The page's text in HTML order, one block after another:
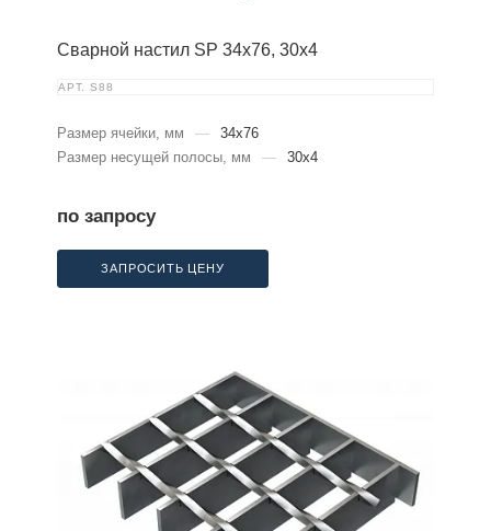
Сварной настил SP 34х76, 30х4
АРТ. S88
Размер ячейки, мм —
34x76
Размер несущей полосы, мм
— 30x4
по запросу
ЗАПРОСИТЬ ЦЕНУ